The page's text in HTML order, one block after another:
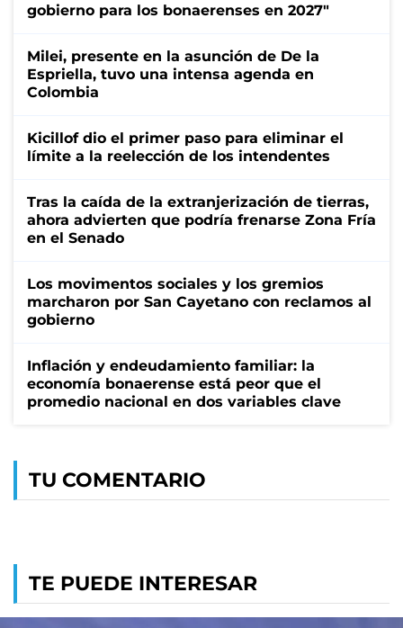
gobierno para los bonaerenses en 2027"
Milei, presente en la asunción de De la
Espriella, tuvo una intensa agenda en
Colombia
Kicillof dio el primer paso para eliminar el
límite a la reelección de los intendentes
Tras la caída de la extranjerización de tierras,
ahora advierten que podría frenarse Zona Fría
en el Senado
Los movimentos sociales y los gremios
marcharon por San Cayetano con reclamos al
gobierno
Inflación y endeudamiento familiar: la
economía bonaerense está peor que el
promedio nacional en dos variables clave
TU COMENTARIO
TE PUEDE INTERESAR